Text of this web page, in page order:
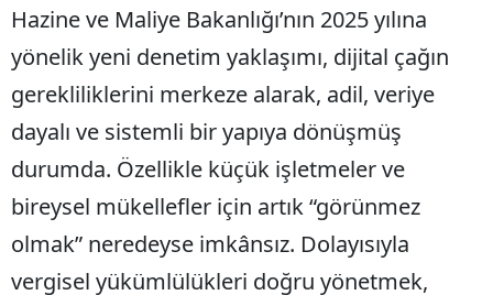
Hazine ve Maliye Bakanlığı’nın 2025 yılına
yönelik yeni denetim yaklaşımı, dijital çağın
gerekliliklerini merkeze alarak, adil, veriye
dayalı ve sistemli bir yapıya dönüşmüş
durumda. Özellikle küçük işletmeler ve
bireysel mükellefler için artık “görünmez
olmak” neredeyse imkânsız. Dolayısıyla
vergisel yükümlülükleri doğru yönetmek,